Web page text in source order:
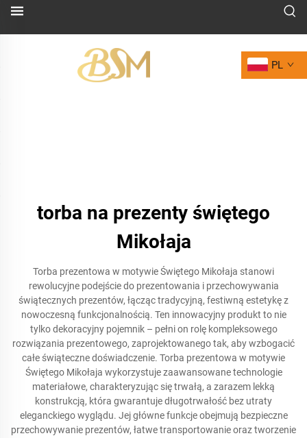
PL
torba na prezenty świętego
Mikołaja
Torba prezentowa w motywie Świętego Mikołaja stanowi
rewolucyjne podejście do prezentowania i przechowywania
świątecznych prezentów, łącząc tradycyjną, festiwną estetykę z
nowoczesną funkcjonalnością. Ten innowacyjny produkt to nie
tylko dekoracyjny pojemnik – pełni on rolę kompleksowego
rozwiązania prezentowego, zaprojektowanego tak, aby wzbogacić
całe świąteczne doświadczenie. Torba prezentowa w motywie
Świętego Mikołaja wykorzystuje zaawansowane technologie
materiałowe, charakteryzując się trwałą, a zarazem lekką
konstrukcją, która gwarantuje długotrwałość bez utraty
eleganckiego wyglądu. Jej główne funkcje obejmują bezpieczne
przechowywanie prezentów, łatwe transportowanie oraz tworzenie